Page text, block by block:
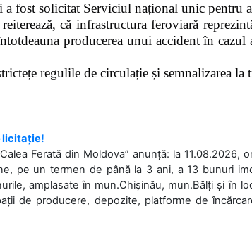
fost solicitat Serviciul național unic pentru
că infrastructura feroviară
producerea unui accident în cazul
regulile de circulație și semnalizarea la
licitație!
Ferată din Moldova” anunță: la 11.08.2026,
pe un termen de până la 3 ani, a 13 bunuri
amplasate în mun.Chișinău, mun.Bălți și în
de producere, depozite, platforme de